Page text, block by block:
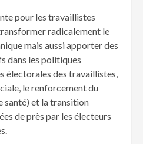
pour les travaillistes
radicalement le
mais aussi apporter des
dans les politiques
électorales des travaillistes,
le renforcement du
santé) et la transition
de près par les électeurs